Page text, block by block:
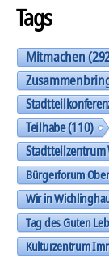
Tags
Mitmachen
Teilhabe(110)
Stadtteilzentrum
Bürgerforum
Wir in
Tag des Guten
Kulturzentrum